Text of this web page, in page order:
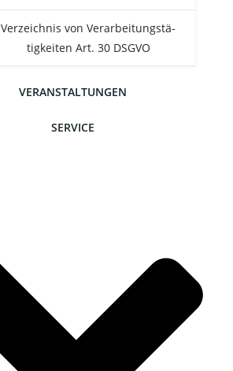
Ver­zeich­nis von Ver­ar­bei­tungs­tä­
tig­kei­ten Art. 30 DSGVO
VER­AN­STAL­TUN­GEN
SER­VICE